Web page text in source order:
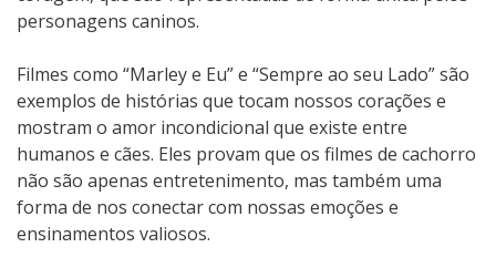
personagens caninos.
Filmes como “Marley e Eu” e “Sempre ao seu Lado” são
exemplos de histórias que tocam nossos corações e
mostram o amor incondicional que existe entre
humanos e cães. Eles provam que os filmes de cachorro
não são apenas entretenimento, mas também uma
forma de nos conectar com nossas emoções e
ensinamentos valiosos.